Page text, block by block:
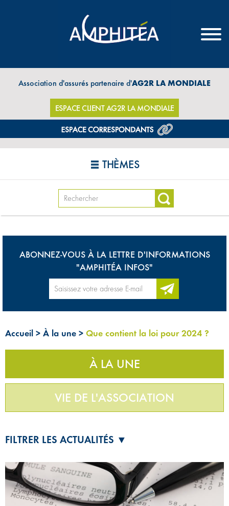
Association d'assurés partenaire d'AG2R LA MONDIALE
ESPACE CLIENT AG2R LA MONDIALE
THÈMES
ABONNEZ-VOUS À LA LETTRE D'INFORMATIONS
"AMPHITÉA INFOS"
Accueil > À la une > Que contient la loi pour 2024 ?
À LA UNE
VIE DE L'ASSOCIATION
FILTRER LES ACTUALITÉS ▼